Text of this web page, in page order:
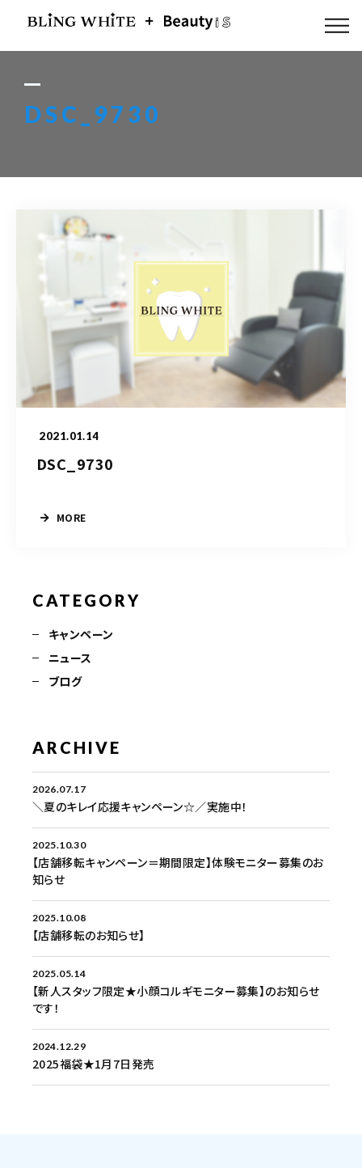
DSC_9730
2021.01.14
DSC_9730
MORE
CATEGORY
キャンペーン
ニュース
ブログ
ARCHIVE
2026.07.17
＼夏のキレイ応援キャンペーン☆／実施中！
2025.10.30
【店舗移転キャンペーン＝期間限定】体験モニター募集のお
知らせ
2025.10.08
【店舗移転のお知らせ】
2025.05.14
【新人スタッフ限定★小顔コルギモニター募集】のお知らせ
です！
2024.12.29
2025福袋★1月7日発売
ABOUT US
ACCESS
Q & A
090-9859-5917
祝日 10：00～20：00（不定休）